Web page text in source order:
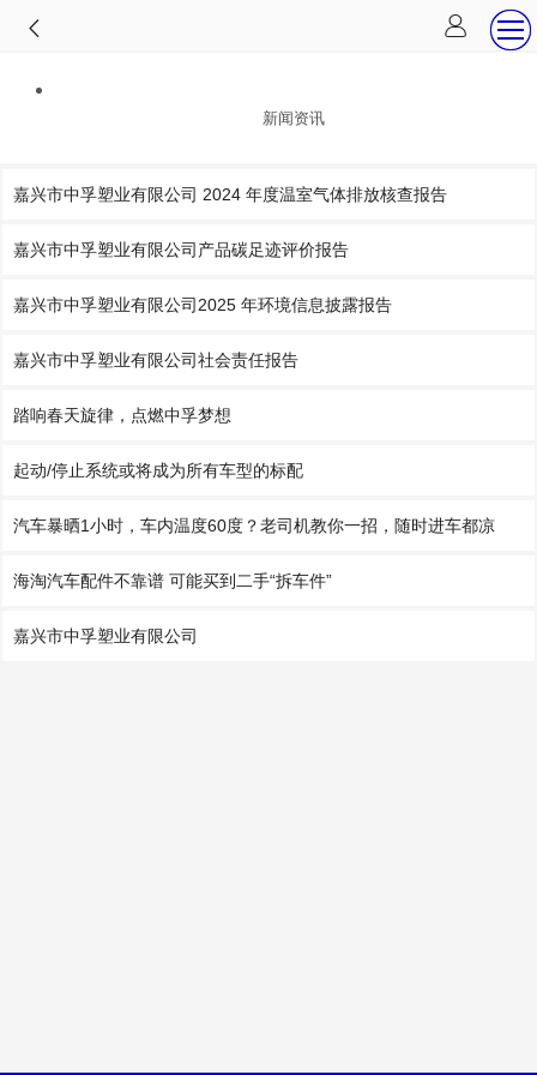
新闻资讯
嘉兴市中孚塑业有限公司 2024 年度温室气体排放核查报告
嘉兴市中孚塑业有限公司产品碳足迹评价报告
嘉兴市中孚塑业有限公司2025 年环境信息披露报告
嘉兴市中孚塑业有限公司社会责任报告
踏响春天旋律，点燃中孚梦想
起动/停止系统或将成为所有车型的标配
汽车暴晒1小时，车内温度60度？老司机教你一招，随时进车都凉
海淘汽车配件不靠谱 可能买到二手“拆车件”
嘉兴市中孚塑业有限公司